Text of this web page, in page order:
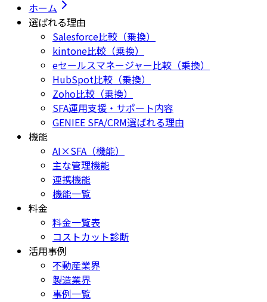
ホーム
選ばれる理由
Salesforce比較（乗換）
kintone比較（乗換）
eセールスマネージャー比較（乗換）
HubSpot比較（乗換）
Zoho比較（乗換）
SFA運用支援・サポート内容
GENIEE SFA/CRM選ばれる理由
機能
AI×SFA（機能）
主な管理機能
連携機能
機能一覧
料金
料金一覧表
コストカット診断
活用事例
不動産業界
製造業界
事例一覧